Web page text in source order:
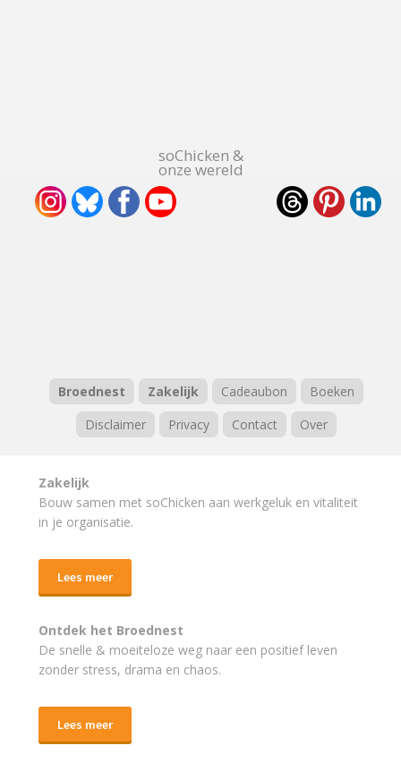
soChicken &
onze wereld
Broednest Zakelijk Cadeaubon
Boeken
Disclaimer
Privacy Contact Over
Zakelijk
Bouw samen met soChicken aan werkgeluk en vitaliteit
in je organisatie.
Lees meer
Ontdek het Broednest
De snelle & moeiteloze weg naar een positief leven
zonder stress, drama en chaos.
Lees meer